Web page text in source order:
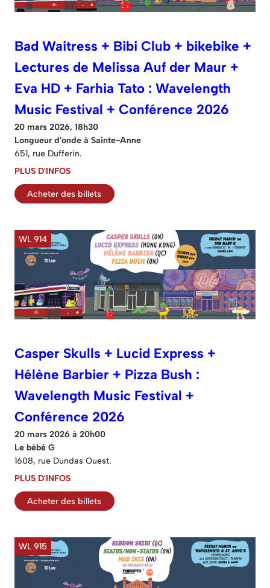
Bad Waitress + Bibi Club + bikebike +
Lectures de Melissa Auf der Maur +
Eva HD + Farhia Tato : Wavelength
Music Festival + Conférence 2026
20 mars 2026, 18h30
Longueur d'onde à Sainte-Anne
651, rue Dufferin.
PLUS D'INFOS
Acheter des billets
WL 914
Casper Skulls + Lucid Express +
Hélène Barbier + Pizza Bush :
Wavelength Music Festival +
Conférence 2026
20 mars 2026 à 20h00
Le bébé G
1608, rue Dundas Ouest.
PLUS D'INFOS
Acheter des billets
WL 915